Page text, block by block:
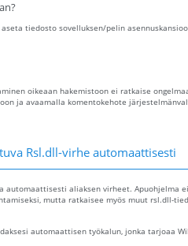
aseta tiedosto sovelluksen/pelin
oikeaan hakemistoon ei ratkaise
ja avaamalla komentokehote
Rsl.dll-virhe automaattisesti
automaattisesti aliaksen virheet. Apuohjelma
mutta ratkaisee myös muut rsl.dll-
automaattisen työkalun, jonka tarjoaa